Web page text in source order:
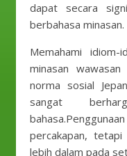
dapat secara
berbahasa minasan.
Memahami
minasan
norma sosial
sangat
percakapan,
lebih dalam pada